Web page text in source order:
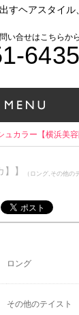
い合せはこちらから
6435
カラー【横浜美容
】 （ロング,その他の
ロング
その他のテイスト